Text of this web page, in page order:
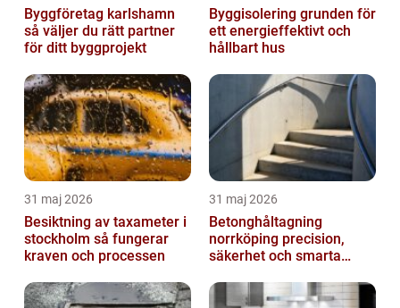
Byggföretag karlshamn
så väljer du rätt partner
för ditt byggprojekt
Byggisolering grunden för
ett energieffektivt och
hållbart hus
31 maj 2026
Besiktning av taxameter i
stockholm så fungerar
kraven och processen
31 maj 2026
Betonghåltagning
norrköping precision,
säkerhet och smarta